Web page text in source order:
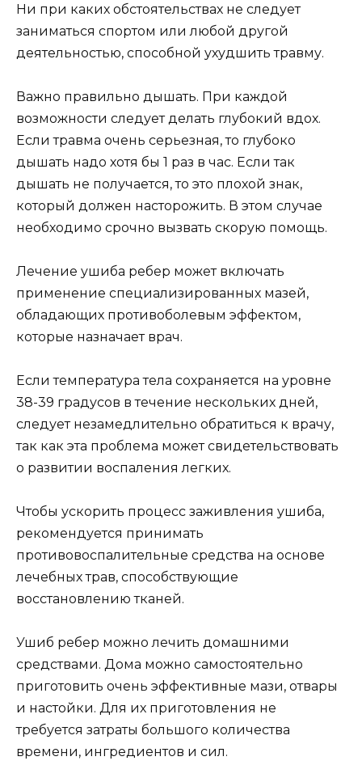
Ни при каких обстоятельствах не следует
заниматься спортом или любой другой
деятельностью, способной ухудшить травму.
Важно правильно дышать. При каждой
возможности следует делать глубокий вдох.
Если травма очень серьезная, то глубоко
дышать надо хотя бы 1 раз в час. Если так
дышать не получается, то это плохой знак,
который должен насторожить. В этом случае
необходимо срочно вызвать скорую помощь.
Лечение ушиба ребер может включать
применение специализированных мазей,
обладающих противоболевым эффектом,
которые назначает врач.
Если температура тела сохраняется на уровне
38-39 градусов в течение нескольких дней,
следует незамедлительно обратиться к врачу,
так как эта проблема может свидетельствовать
о развитии воспаления легких.
Чтобы ускорить процесс заживления ушиба,
рекомендуется принимать
противовоспалительные средства на основе
лечебных трав, способствующие
восстановлению тканей.
Ушиб ребер можно лечить домашними
средствами. Дома можно самостоятельно
приготовить очень эффективные мази, отвары
и настойки. Для их приготовления не
требуется затраты большого количества
времени, ингредиентов и сил.